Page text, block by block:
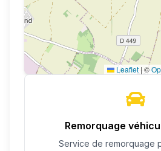
Leaflet | ©
Remorquage
Service de remorquage